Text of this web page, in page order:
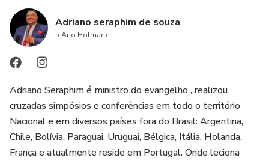
Adriano seraphim de souza
5 Ano Hotmarter
Adriano Seraphim é ministro do evangelho , realizou
cruzadas simpósios e conferências em todo o território
Nacional e em diversos países fora do Brasil: Argentina,
Chile, Bolívia, Paraguai, Uruguai, Bélgica, Itália, Holanda,
França e atualmente reside em Portugal. Onde leciona